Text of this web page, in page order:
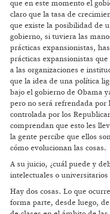
que en este momento el
claro que la tasa de
que existe la posibilidad de
gobierno, si tuviera las
prácticas expansionistas,
prácticas expansionistas
a las organizaciones e
que la idea de una política
bajo el gobierno de Obama
pero no será refrendada por
controlada por los
comprendan que esto les
la gente percibe que ellos
cómo evolucionan las cosas.
A su juicio, ¿cuál puede y
intelectuales o universitarios
Hay dos cosas. Lo que
forma parte, desde luego,